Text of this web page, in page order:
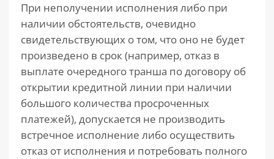
При неполучении исполнения либо при
наличии обстоятельств, очевидно
свидетельствующих о том, что оно не будет
произведено в срок (например, отказ в
выплате очередного транша по договору об
открытии кредитной линии при наличии
большого количества просроченных
платежей), допускается не производить
встречное исполнение либо осуществить
отказ от исполнения и потребовать полного